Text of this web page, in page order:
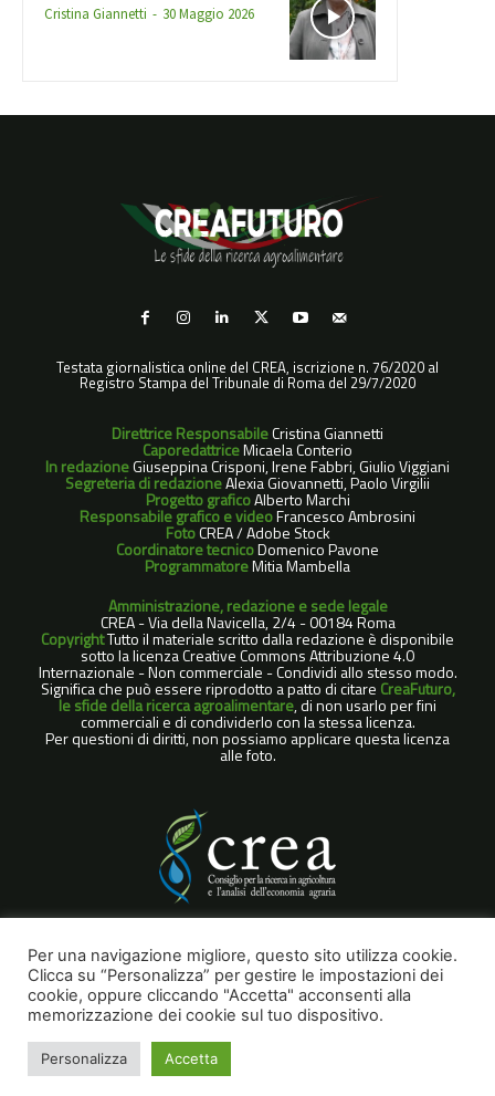
Cristina Giannetti - 30 Maggio 2026
Testata giornalistica online del CREA, iscrizione n. 76/2020 al
Registro Stampa del Tribunale di Roma del 29/7/2020
Direttrice ResponsabileCristina Giannetti
CaporedattriceMicaela Conterio
In redazioneGiuseppina Crisponi, Irene Fabbri, Giulio Viggiani
Segreteria di redazioneAlexia Giovannetti, Paolo Virgilii
Progetto graficoAlberto Marchi
Responsabile grafico e videoFrancesco Ambrosini
FotoCREA / Adobe Stock
Coordinatore tecnicoDomenico Pavone
ProgrammatoreMitia Mambella
Amministrazione, redazione e sede legale
CREA - Via della Navicella, 2/4 - 00184 Roma
CopyrightTutto il materiale scritto dalla redazione è disponibile
sotto la licenza Creative Commons Attribuzione 4.0
Internazionale - Non commerciale - Condividi allo stesso modo.
Significa che può essere riprodotto a patto di citare CreaFuturo,
le sfide della ricerca agroalimentare, di non usarlo per fini
commerciali e di condividerlo con la stessa licenza.
Per questioni di diritti, non possiamo applicare questa licenza
alle foto.
COOKIE POLICY
NOTE LEGALI
PRIVACY POLICY
Per una navigazione migliore, questo sito utilizza cookie.
Clicca su “Personalizza” per gestire le impostazioni dei
cookie, oppure cliccando "Accetta" acconsenti alla
memorizzazione dei cookie sul tuo dispositivo.
Personalizza Accetta